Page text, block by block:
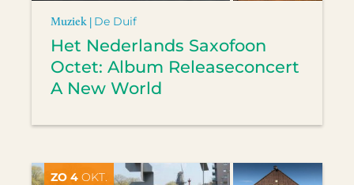
Muziek | De Duif
Het Nederlands Saxofoon
Octet: Album Releaseconcert
A New World
ZO 4 OKT.